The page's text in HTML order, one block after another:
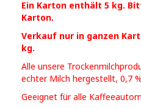
Ein Karton enthält 5 kg.
Karton.
Verkauf nur in ganzen
kg.
Alle unsere
echter Milch hergestellt, 0,7
Geeignet für alle